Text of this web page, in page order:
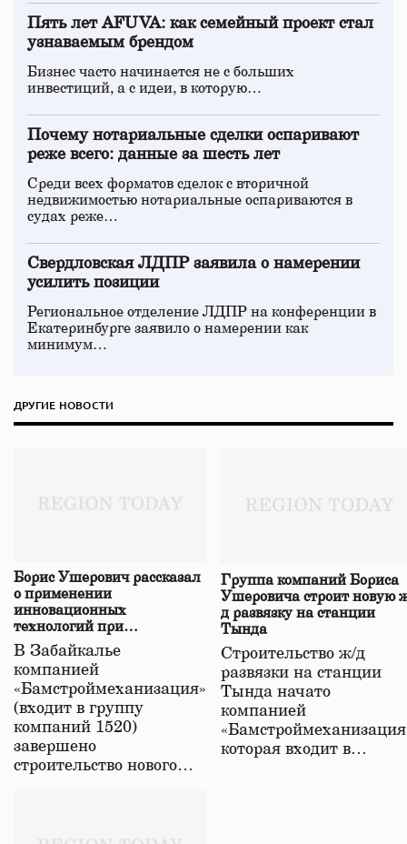
Пять лет AFUVA: как семейный проект стал
узнаваемым брендом
Бизнес часто начинается не с больших
инвестиций, а с идеи, в которую…
Почему нотариальные сделки оспаривают
реже всего: данные за шесть лет
Среди всех форматов сделок с вторичной
недвижимостью нотариальные оспариваются в
судах реже…
Свердловская ЛДПР заявила о намерении
усилить позиции
Региональное отделение ЛДПР на конференции в
Екатеринбурге заявило о намерении как
минимум…
ДРУГИЕ НОВОСТИ
Борис Ушерович рассказал
о применении
инновационных
технологий при
строительстве нового моста
в Забайкалье
В Забайкалье
компанией
«Бамстроймеханизация»
(входит в группу
компаний 1520)
завершено
строительство нового…
Группа компаний Бориса
Ушеровича строит новую
д развязку на станции
Тында
Строительство ж/д
развязки на станции
Тында начато
компанией
которая входит в…